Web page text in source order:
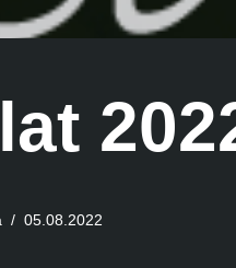
05.08.2022